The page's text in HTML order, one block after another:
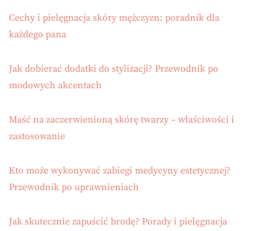
Cechy i pielęgnacja skóry mężczyzn: poradnik dla
każdego pana
Jak dobierać dodatki do stylizacji? Przewodnik po
modowych akcentach
Maść na zaczerwienioną skórę twarzy – właściwości i
zastosowanie
Kto może wykonywać zabiegi medycyny estetycznej?
Przewodnik po uprawnieniach
Jak skutecznie zapuścić brodę? Porady i pielęgnacja